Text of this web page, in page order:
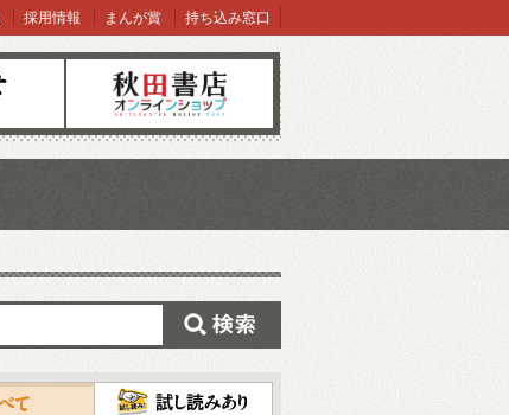
オンラインショップ
採用情報 まんが賞 持ち込み窓口